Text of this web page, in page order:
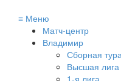
≡ Меню
Матч-центр
Владимир
Сборная
Высшая лига
1-я лига